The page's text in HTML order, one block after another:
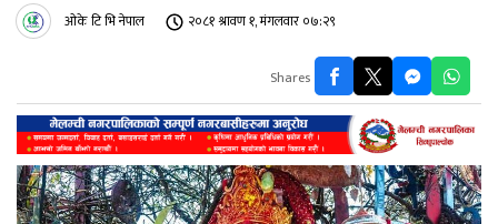
ओके टि भि नेपाल २०८१ श्रावण १, मंगलवार ०७:२९
Shares